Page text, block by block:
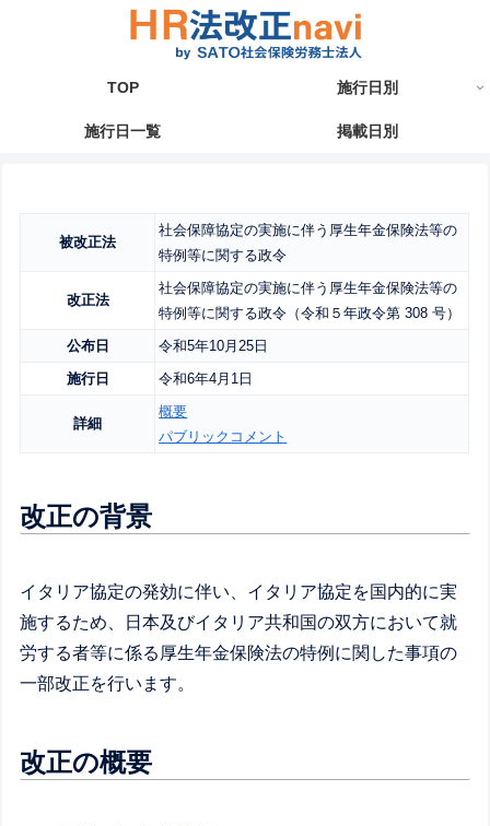
TOP 施行日別
施行日一覧 掲載日別
被改正法
社会保障協定の実施に伴う厚生年金保険法等の
特例等に関する政令
改正法
社会保障協定の実施に伴う厚生年金保険法等の
特例等に関する政令（令和５年政令第 308 号）
公布日
令和5年10月25日
施行日
令和6年4月1日
詳細
概要
パブリックコメント
改正の背景
イタリア協定の発効に伴い、イタリア協定を国内的に実
施するため、日本及びイタリア共和国の双方において就
労する者等に係る厚生年金保険法の特例に関した事項の
一部改正を行います。
改正の概要